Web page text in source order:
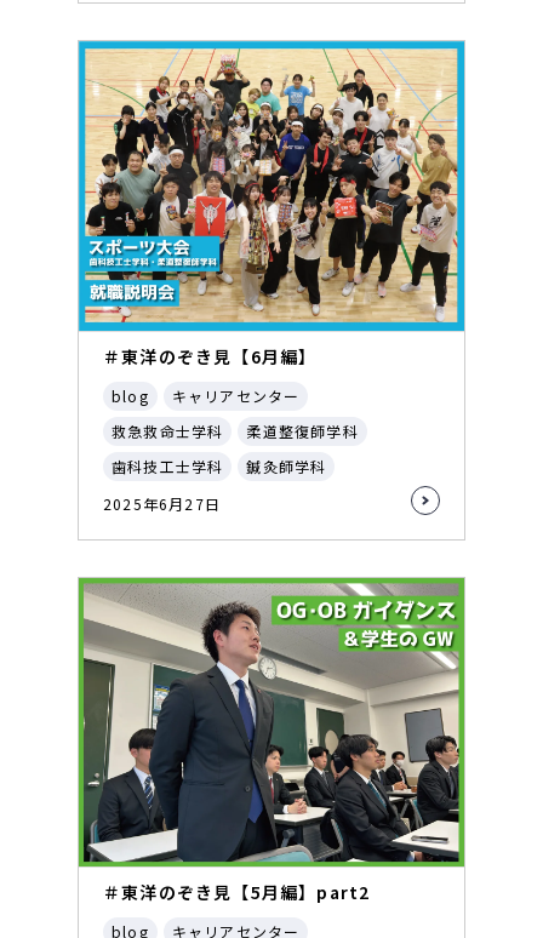
＃東洋のぞき見【6月編】
blog
キャリアセンター
救急救命士学科
柔道整復師学科
歯科技工士学科
鍼灸師学科
2025年6月27日
＃東洋のぞき見【5月編】part2
blog
キャリアセンター